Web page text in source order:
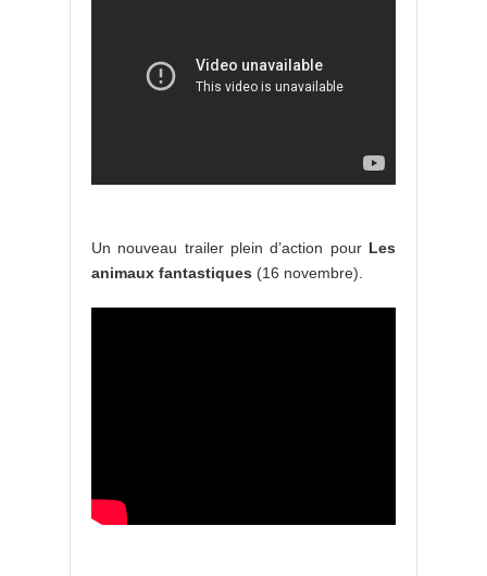
Un nouveau trailer plein d’action pour Les
animaux fantastiques (16 novembre).